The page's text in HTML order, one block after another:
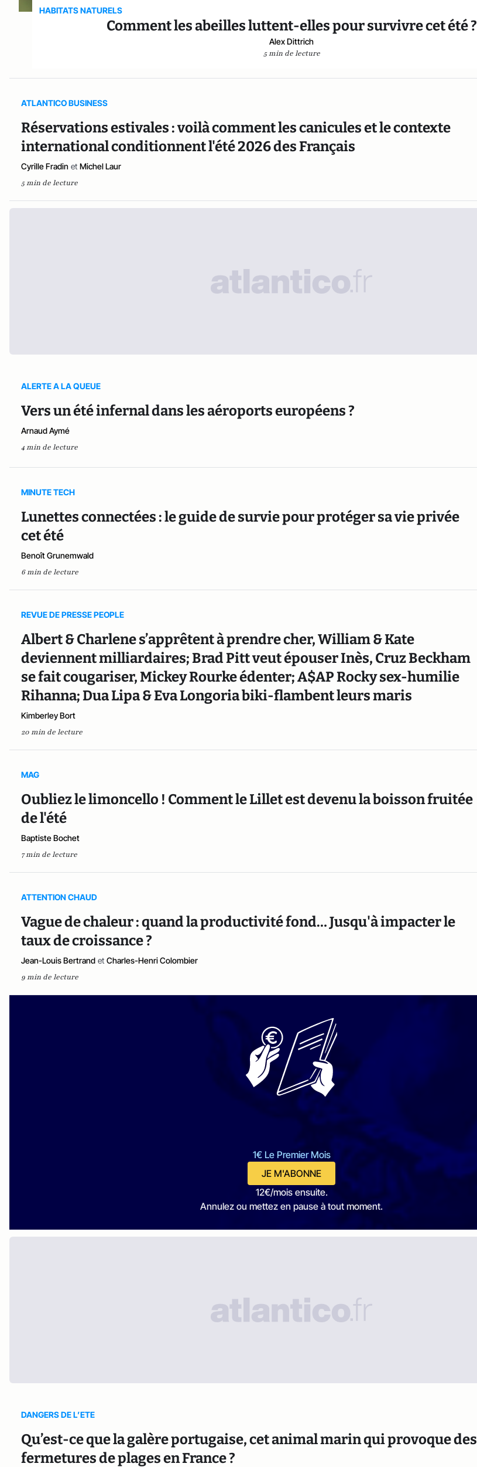
HABITATS NATURELS
Comment les abeilles luttent-elles pour survivre cet été ?
Alex Dittrich
5 min de lecture
ATLANTICO BUSINESS
Réservations estivales : voilà comment les canicules et le contexte
international conditionnent l'été 2026 des Français
Cyrille Fradin et Michel Laur
5 min de lecture
ALERTE A LA QUEUE
Vers un été infernal dans les aéroports européens ?
Arnaud Aymé
4 min de lecture
MINUTE TECH
Lunettes connectées : le guide de survie pour protéger sa vie privée
cet été
Benoît Grunemwald
6 min de lecture
REVUE DE PRESSE PEOPLE
Albert & Charlene s’apprêtent à prendre cher, William & Kate
deviennent milliardaires; Brad Pitt veut épouser Inès, Cruz Beckham
se fait cougariser, Mickey Rourke édenter; A$AP Rocky sex-humilie
Rihanna; Dua Lipa & Eva Longoria biki-flambent leurs maris
Kimberley Bort
20 min de lecture
MAG
Oubliez le limoncello ! Comment le Lillet est devenu la boisson fruitée
de l'été
Baptiste Bochet
7 min de lecture
ATTENTION CHAUD
Vague de chaleur : quand la productivité fond… Jusqu'à impacter le
taux de croissance ?
Jean-Louis Bertrand et Charles-Henri Colombier
9 min de lecture
1€ Le Premier Mois
JE M'ABONNE
12€/mois ensuite.
Annulez ou mettez en pause à tout moment.
DANGERS DE L’ETE
Qu’est-ce que la galère portugaise, cet animal marin qui provoque des
fermetures de plages en France ?